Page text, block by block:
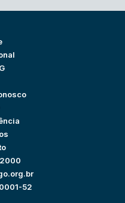
52